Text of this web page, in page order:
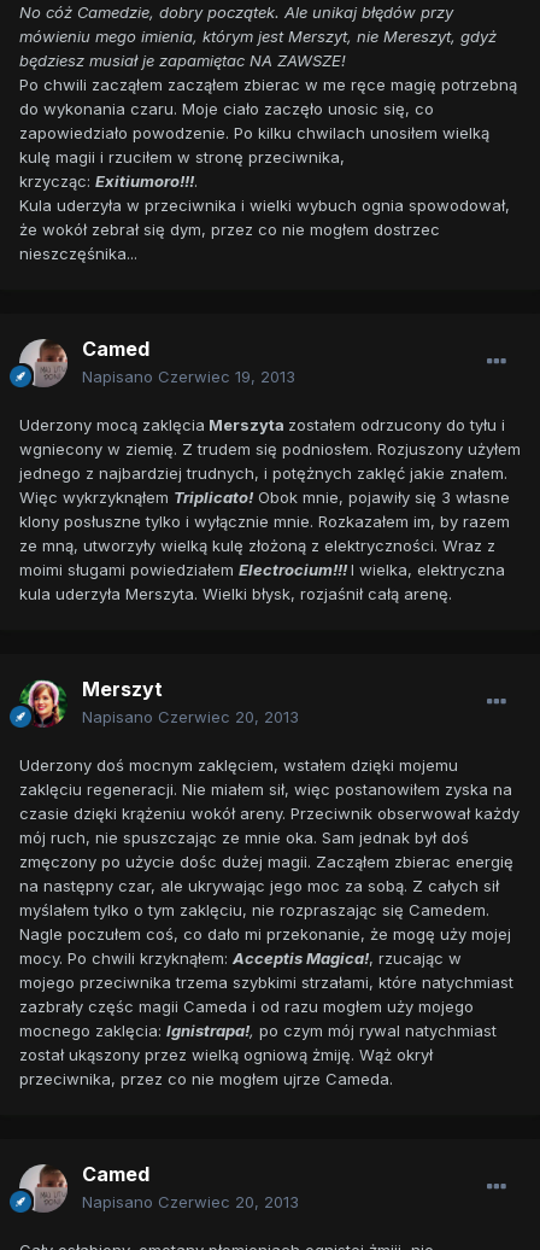
No cóż Camedzie, dobry początek. Ale unikaj błędów przy
mówieniu mego imienia, którym jest Merszyt, nie Mereszyt, gdyż
będziesz musiał je zapamiętac NA ZAWSZE!
Po chwili zacząłem zacząłem zbierac w me ręce magię potrzebną
do wykonania czaru. Moje ciało zaczęło unosic się, co
zapowiedziało powodzenie. Po kilku chwilach unosiłem wielką
kulę magii i rzuciłem w stronę przeciwnika,
krzycząc: Exitiumoro!!!.
Kula uderzyła w przeciwnika i wielki wybuch ognia spowodował,
że wokół zebrał się dym, przez co nie mogłem dostrzec
nieszczęśnika...
Camed
Napisano Czerwiec 19, 2013
Uderzony mocą zaklęcia Merszyta zostałem odrzucony do tyłu i
wgniecony w ziemię. Z trudem się podniosłem. Rozjuszony użyłem
jednego z najbardziej trudnych, i potężnych zaklęć jakie znałem.
Więc wykrzyknąłem Triplicato! Obok mnie, pojawiły się 3 własne
klony posłuszne tylko i wyłącznie mnie. Rozkazałem im, by razem
ze mną, utworzyły wielką kulę złożoną z elektryczności. Wraz z
moimi sługami powiedziałem Electrocium!!!I wielka, elektryczna
kula uderzyła Merszyta. Wielki błysk, rozjaśnił całą arenę.
Merszyt
Napisano Czerwiec 20, 2013
Uderzony doś mocnym zaklęciem, wstałem dzięki mojemu
zaklęciu regeneracji. Nie miałem sił, więc postanowiłem zyska na
czasie dzięki krążeniu wokół areny. Przeciwnik obserwował każdy
mój ruch, nie spuszczając ze mnie oka. Sam jednak był doś
zmęczony po użycie dośc dużej magii. Zacząłem zbierac energię
na następny czar, ale ukrywając jego moc za sobą. Z całych sił
myślałem tylko o tym zaklęciu, nie rozpraszając się Camedem.
Nagle poczułem coś, co dało mi przekonanie, że mogę uży mojej
mocy. Po chwili krzyknąłem: Acceptis Magica!, rzucając w
mojego przeciwnika trzema szybkimi strzałami, które natychmiast
zazbrały częśc magii Cameda i od razu mogłem uży mojego
mocnego zaklęcia: Ignistrapa!, po czym mój rywal natychmiast
został ukąszony przez wielką ogniową żmiję. Wąż okrył
przeciwnika, przez co nie mogłem ujrze Cameda.
Camed
Napisano Czerwiec 20, 2013